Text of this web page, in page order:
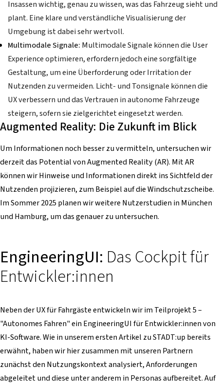
Insassen wichtig, genau zu wissen, was das Fahrzeug sieht und
plant. Eine klare und verständliche Visualisierung der
Umgebung ist dabei sehr wertvoll.
Multimodale Signale: Multimodale Signale können die User
Experience optimieren, erfordern jedoch eine sorgfältige
Gestaltung, um eine Überforderung oder Irritation der
Nutzenden zu vermeiden. Licht- und Tonsignale können die
UX verbessern und das Vertrauen in autonome Fahrzeuge
steigern, sofern sie zielgerichtet eingesetzt werden.
Augmented Reality: Die Zukunft im Blick
Um Informationen noch besser zu vermitteln, untersuchen wir
derzeit das Potential von Augmented Reality (AR). Mit AR
können wir Hinweise und Informationen direkt ins Sichtfeld der
Nutzenden projizieren, zum Beispiel auf die Windschutzscheibe.
Im Sommer 2025 planen wir weitere Nutzerstudien in München
und Hamburg, um das genauer zu untersuchen.
EngineeringUI: Das Cockpit für
Entwickler:innen
Neben der UX für Fahrgäste entwickeln wir im Teilprojekt 5 –
"Autonomes Fahren" ein EngineeringUI für Entwickler:innen von
KI-Software. Wie in unserem ersten Artikel zu STADT:up bereits
erwähnt, haben wir hier zusammen mit unseren Partnern
zunächst den Nutzungskontext analysiert, Anforderungen
abgeleitet und diese unter anderem in Personas aufbereitet. Auf